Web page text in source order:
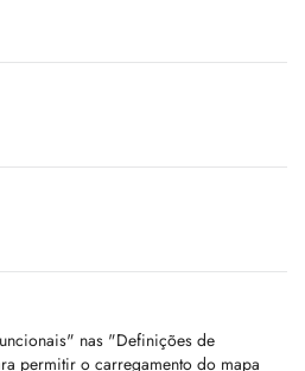
nas "Definições de
permitir o carregamento do mapa